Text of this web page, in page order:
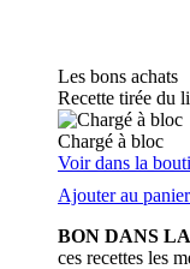
Les bons achats
Recette tirée du
Chargé à bloc
Voir dans la
Ajouter au panier
BON DANS
ces recettes les